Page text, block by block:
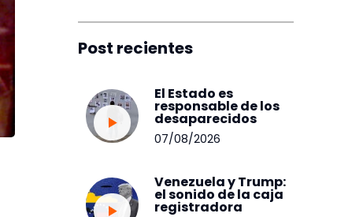
Post recientes
El Estado es
responsable de los
desaparecidos
07/08/2026
Venezuela y Trump:
el sonido de la caja
registradora